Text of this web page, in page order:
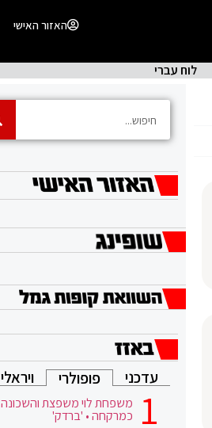
האזור האישי
לוח עברי
עדכני פופולרי ויראלי
משפחת לוי משפצת והשכונה
כמרקחה • 'ברדק'